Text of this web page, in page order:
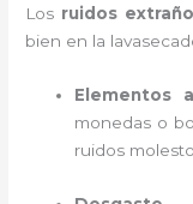
Los ruidos
bien en la
Elementos
monedas o
ruidos